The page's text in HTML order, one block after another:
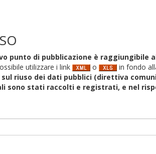
punto di pubblicazione è raggiungibile
utilizzare i link
o in fondo
riuso dei dati pubblici (direttiva
sono stati raccolti e registrati, e nel